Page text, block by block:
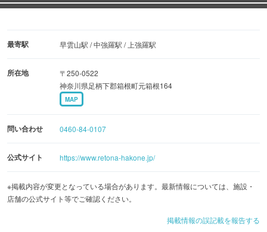
客室は広々とした造りで、全室に温泉を配備。加えて1階
ナーバルコニーが設置され、愛犬と共にプライベートな時
用した室内は、愛犬専用のトイレ、ベッド、アメニティも
充実し、犬種・頭数を気にせず、ワンちゃんも飼い主もリ
ラックスできる空間です。
に夕食・朝食を楽しむことができます。
最寄駅 早雲山駅 / 中強羅駅 / 上強羅駅
所在地
〒250-0522
神奈川県足柄下郡箱根町元箱根164
MAP
問い合わせ 0460-84-0107
公式サイト https://www.retona-hakone.jp/
※掲載内容が変更となっている場合があります。最新情報については、施設・
店舗の公式サイト等でご確認ください。
掲載情報の誤記載を報告する